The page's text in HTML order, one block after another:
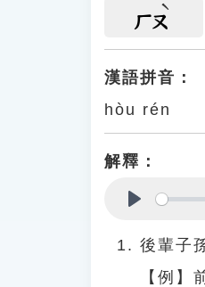
ㄏㄡ
漢語拼音：
hòu rén
解釋：
後輩子
【例】